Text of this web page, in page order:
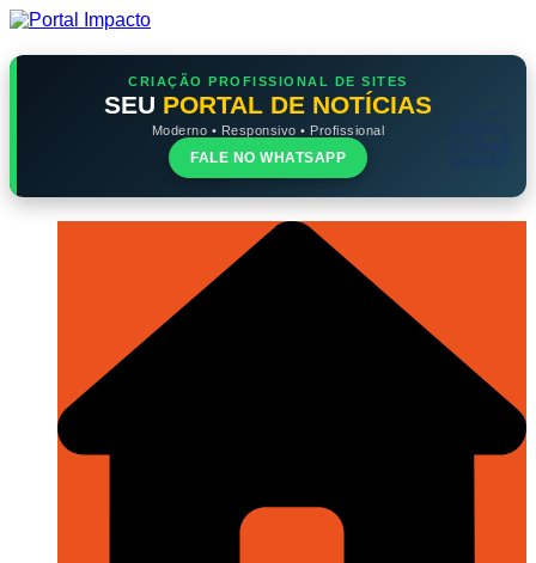
Ir
o
CRIAÇÃO PROFISSIONAL DE SITES
SEU PORTAL DE NOTÍCIAS
Moderno • Responsivo • Profissional
FALE NO WHATSAPP